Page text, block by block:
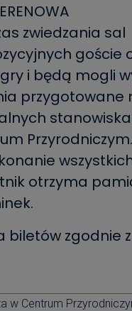
zwiedzania sal
goście
i będą mogli
przygotowane
otrzyma
biletów zgodnie
w Centrum